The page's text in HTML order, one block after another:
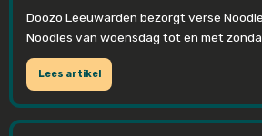
Doozo Leeuwarden bezorgt verse
Noodles van woensdag tot en met
Lees artikel